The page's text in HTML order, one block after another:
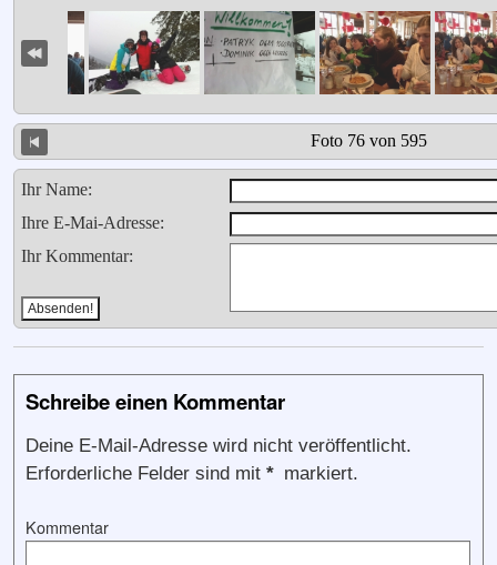
Foto 76 von 595
Ihr Name:
Ihre E-Mai-Adresse:
Ihr Kommentar:
Schreibe einen Kommentar
Deine E-Mail-Adresse wird nicht veröffentlicht.
Erforderliche Felder sind mit * markiert.
Kommentar